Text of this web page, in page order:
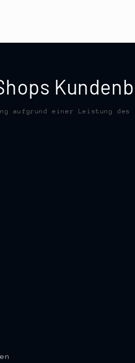
einer Leistung des